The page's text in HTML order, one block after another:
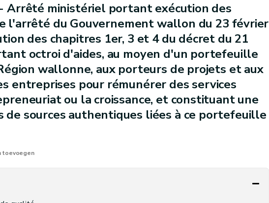
Arrêté ministériel portant exécution des
l'arrêté du Gouvernement wallon du 23 février
des chapitres 1er, 3 et 4 du décret du 21
octroi d'aides, au moyen d'un portefeuille
wallonne, aux porteurs de projets et aux
entreprises pour rémunérer des services
ou la croissance, et constituant une
de sources authentiques liées à ce portefeuille
toevoegen